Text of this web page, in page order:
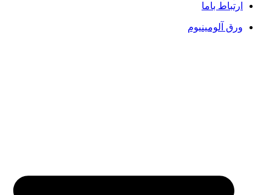
ارتباط باما
ورق آلومینیوم